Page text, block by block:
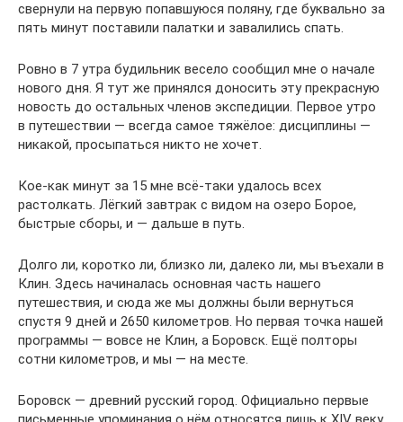
свернули на первую попавшуюся поляну, где буквально за
пять минут поставили палатки и завалились спать.
Ровно в 7 утра будильник весело сообщил мне о начале
нового дня. Я тут же принялся доносить эту прекрасную
новость до остальных членов экспедиции. Первое утро
в путешествии — всегда самое тяжёлое: дисциплины —
никакой, просыпаться никто не хочет.
Кое-как минут за 15 мне всё-таки удалось всех
растолкать. Лёгкий завтрак с видом на озеро Борое,
быстрые сборы, и — дальше в путь.
Долго ли, коротко ли, близко ли, далеко ли, мы въехали в
Клин. Здесь начиналась основная часть нашего
путешествия, и сюда же мы должны были вернуться
спустя 9 дней и 2650 километров. Но первая точка нашей
программы — вовсе не Клин, а Боровск. Ещё полторы
сотни километров, и мы — на месте.
Боровск — древний русский город. Официально первые